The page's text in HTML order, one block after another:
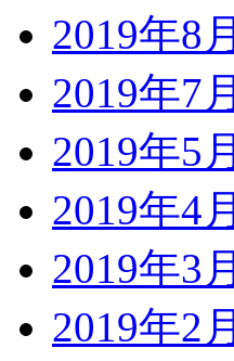
2019年8月
2019年7月
2019年5月
2019年4月
2019年3月
2019年2月